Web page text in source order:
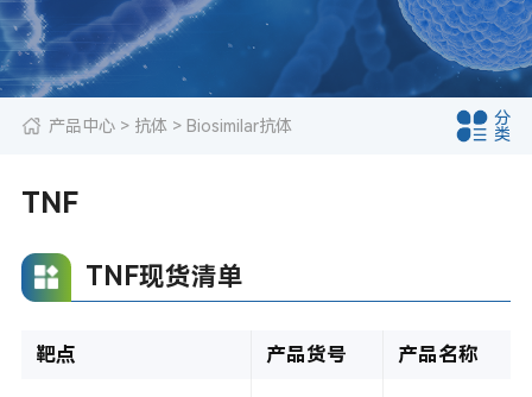
产品中心> 抗体 > Biosimilar抗体
分
类
TNF
TNF现货清单
靶点 产品货号 产品名称